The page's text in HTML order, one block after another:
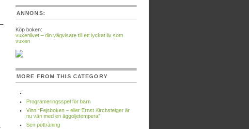
ANNONS:
Köp boken:
vuxenlivet – din vägvisare till ett lyckat liv som
vuxen
MORE FROM THIS CATEGORY
Programeringsspel för barn
Vinn “Fejsboken – eller Ernst Kirchsteiger är
nu vän med en äggoljetempera”
Sen potträning